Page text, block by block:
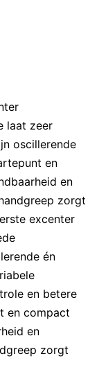
laat zeer
oscillerende
en
en
zorgt
excenter
én
en betere
en compact
en
zorgt